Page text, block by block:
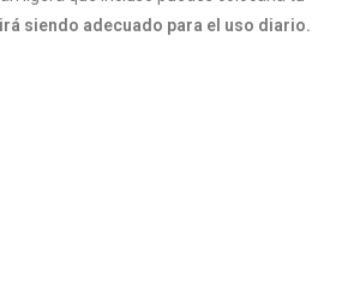
siendo adecuado para el uso diario.